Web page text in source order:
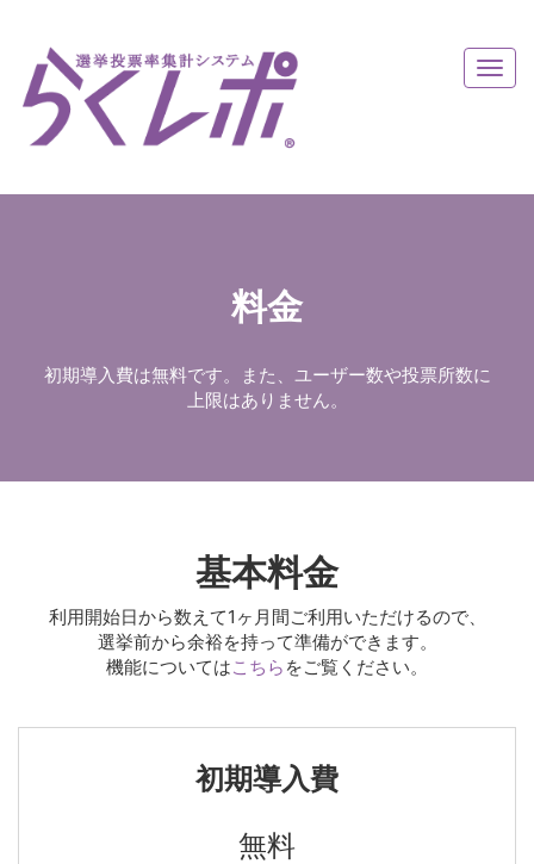
料金
初期導入費は無料です。 また、 ユーザー数や投票所数に
上限はありません。
基本料金
利用開始日から数えて1ヶ月間ご利用いただけるので、
選挙前から余裕を持って準備ができます。
機能についてはこちら をご覧ください。
初期導入費
無料